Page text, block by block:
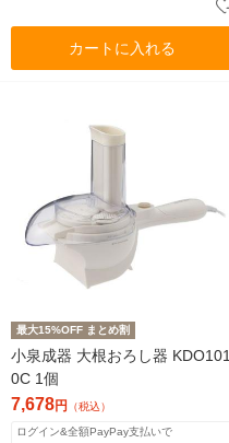
カートに入れる
最大15%OFF まとめ割
小泉成器 大根おろし器 KDO101
0C 1個
7,678円 （税込）
ログイン&全額PayPay支払いで